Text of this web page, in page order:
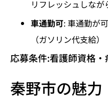
リフレッシュしなが
車通勤可: 車通勤が
（ガソリン代支給）
応募条件:看護師資格
秦野市の魅力